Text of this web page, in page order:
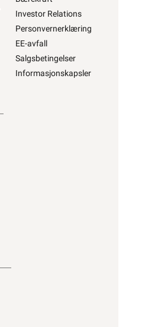
Investor Relations
Personvernerklæring
EE-avfall
Salgsbetingelser
Informasjonskapsler